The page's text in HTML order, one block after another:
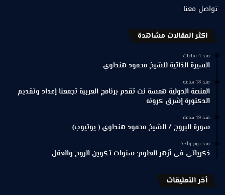
تواصل معنا
اكثر المقالات مشاهدة
منذ 4 ساعات
السيرة الذاتية للشيخ محمود هنداوي
منذ 18 ساعة
المنصة الدولية همسة نت تقدم برنامج العربية تجمعنا إعداد وتقديم
الدكتورة إشرق كرونه
منذ 19 ساعة
سورة البروج / الشيخ محمود هنداوي ( يوتيوب)
منذ يوم واحد
ذكرياتي في أزهر العلوم: سنوات تكوين الروح والعقل
أخر التعليقات